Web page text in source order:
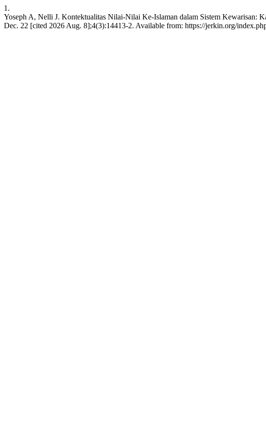
1.
Yoseph A, Nelli J. Kontektualitas Nilai-Nilai Ke-Islaman dalam Sistem Kewarisan:
Dec. 22 [cited 2026 Aug. 8];4(3):14413-2. Available from: https://jerkin.org/